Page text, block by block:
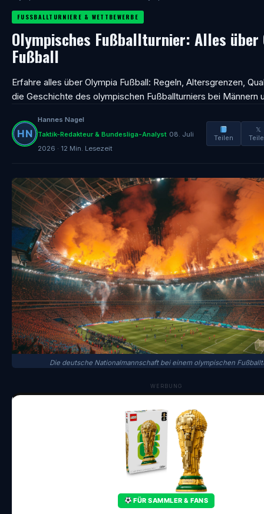
FUSSBALLTURNIERE & WETTBEWERBE
Olympisches Fußballturnier: Alles über
Fußball
Erfahre alles über Olympia Fußball: Regeln, Altersgrenzen,
die Geschichte des olympischen Fußballturniers bei Männern
Hannes Nagel
Taktik-Redakteur & Bundesliga-Analyst 08. Juli
2026 · 12 Min. Lesezeit
Teilen
𝕏
Die deutsche Nationalmannschaft bei einem olympischen
WERBUNG
FÜR SAMMLER & FANS